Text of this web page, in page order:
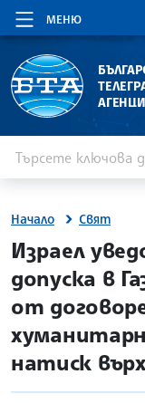
МЕНЮ
Начало Свят
site.bta
Израел
допуска в
от
натиск